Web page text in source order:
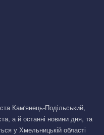
Кам'янець-Подільський,
а й останні новини дня, та
у Хмельницькій області